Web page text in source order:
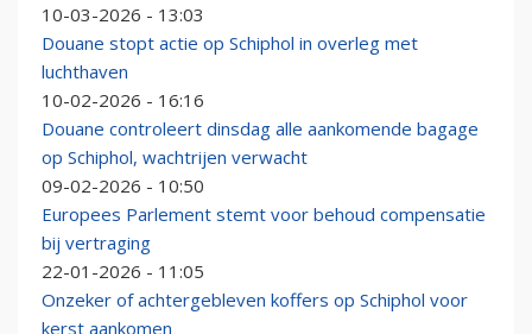
10-03-2026 - 13:03
Douane stopt actie op Schiphol in overleg met
luchthaven
10-02-2026 - 16:16
Douane controleert dinsdag alle aankomende bagage
op Schiphol, wachtrijen verwacht
09-02-2026 - 10:50
Europees Parlement stemt voor behoud compensatie
bij vertraging
22-01-2026 - 11:05
Onzeker of achtergebleven koffers op Schiphol voor
kerst aankomen